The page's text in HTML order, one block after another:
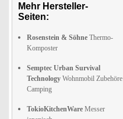
Mehr Hersteller-
Seiten:
Rosenstein & Söhne Thermo-
Komposter
Semptec Urban Survival
Technology Wohnmobil Zubehöre
Camping
TokioKitchenWare Messer